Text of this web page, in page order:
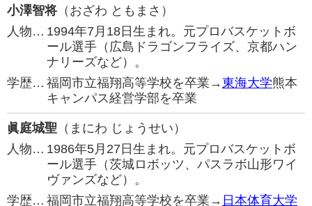
小澤智将 （おざわ ともまさ）
人物… 1994年7月18日生まれ。元プロバスケットボ
ール選手（広島ドラゴンフライズ、京都ハン
ナリーズなど）。
学歴… 福岡市立福翔高等学校を卒業→東海大学熊本
キャンパス経営学部を卒業
眞庭城聖 （まにわ じょうせい）
人物… 1986年5月27日生まれ。元プロバスケットボ
ール選手（茨城ロボッツ、パスラボ山形ワイ
ヴァンズなど）。
学歴… 福岡市立福翔高等学校を卒業→ 日本体育大学